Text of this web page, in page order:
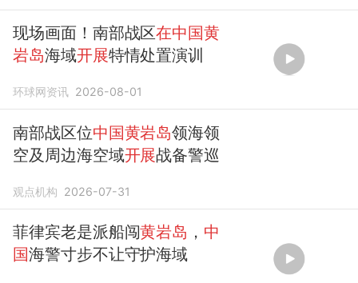
现场画面！南部战区在中国黄
岩岛海域开展特情处置演训
环球网资讯 2026-08-01
南部战区位中国黄岩岛领海领
空及周边海空域开展战备警巡
观点机构 2026-07-31
菲律宾老是派船闯黄岩岛 ， 中
国海警寸步不让守护海域